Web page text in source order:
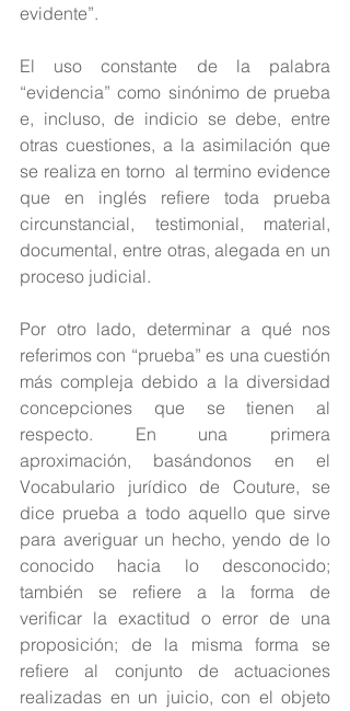
evidente”.
El uso constante de la palabra
“evidencia” como sinónimo de prueba
e, incluso, de indicio se debe, entre
otras cuestiones, a la asimilación que
se realiza en torno  al termino evidence
que en inglés refiere toda prueba
circunstancial, testimonial, material,
documental, entre otras, alegada en un
proceso judicial.
Por otro lado, determinar a qué nos
referimos con “prueba” es una cuestión
más compleja debido a la diversidad
concepciones que se tienen al
respecto. En una primera
aproximación, basándonos en el
Vocabulario jurídico de Couture, se
dice prueba a todo aquello que sirve
para averiguar un hecho, yendo de lo
conocido hacia lo desconocido;
también se refiere a la forma de
verificar la exactitud o error de una
proposición; de la misma forma se
refiere al conjunto de actuaciones
realizadas en un juicio, con el objeto